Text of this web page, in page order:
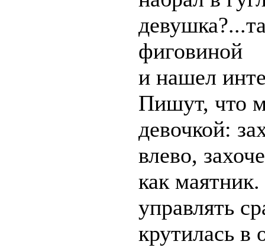
фиговиной
и нашел
Пишут, что
девочкой:
влево,
как
управлять
крутилась в